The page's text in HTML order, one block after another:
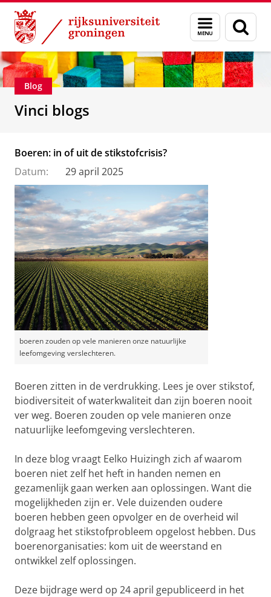
Skip
Content
Skip
Navigation
Menu
en
zoeken
Department of Innovation Management &
Blog
Vinci blogs
Boeren: in of uit de stikstofcrisis?
Datum:
29 april 2025
boeren zouden op vele manieren onze natuurlijke
leefomgeving verslechteren.
Boeren zitten in de verdrukking. Lees je over stikstof,
biodiversiteit of waterkwaliteit dan zijn boeren nooit
ver weg. Boeren zouden op vele manieren onze
natuurlijke leefomgeving verslechteren.
In deze blog vraagt Eelko Huizingh zich af waarom
boeren niet zelf het heft in handen nemen en
gezamenlijk gaan werken aan oplossingen. Want die
mogelijkheden zijn er. Vele duizenden oudere
boeren hebben geen opvolger en de overheid wil
dolgraag het stikstofprobleem opgelost hebben. Dus
boerenorganisaties: kom uit de weerstand en
ontwikkel zelf oplossingen.
Deze bijdrage werd op 24 april gepubliceerd in het